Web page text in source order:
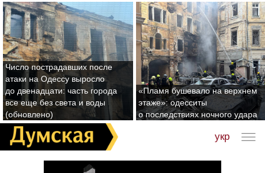
Число пострадавших после
атаки на Одессу выросло
до двенадцати: часть города
все еще без света и воды
(обновлено)
«Пламя бушевало на верхнем
этаже»: одесситы
о последствиях ночного удара
укр